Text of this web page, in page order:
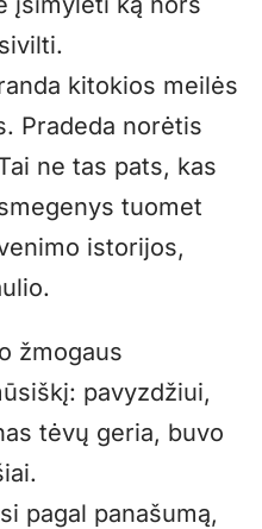
kitokios meilės
Pradeda norėtis
ne tas pats, kas
tuomet
istorijos,
žmogaus
pavyzdžiui,
tėvų geria, buvo
pagal panašumą,